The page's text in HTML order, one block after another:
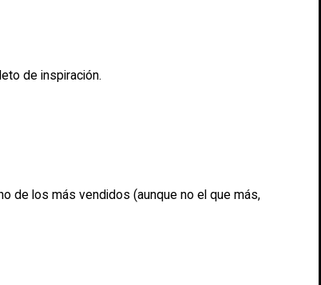
de inspiración.
de los más vendidos (aunque no el que más,